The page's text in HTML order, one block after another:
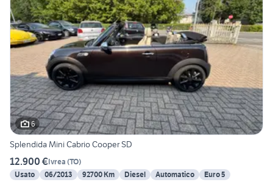
6
Splendida Mini Cabrio Cooper SD
12.900 €Ivrea (TO)
Usato
06/2013 92700 Km Diesel Automatico
Euro 5